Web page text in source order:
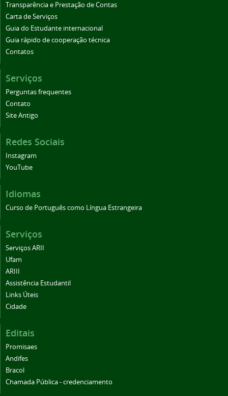
Transparência e Prestação de Contas
Carta de Serviços
Guia do Estudante internacional
Guia rápido de cooperação técnica
Contatos
Serviços
Perguntas frequentes
Contato
Site Antigo
Redes Sociais
Instagram
YouTube
Idiomas
Curso de Português como Língua Estrangeira
Serviços
Serviços ARII
Ufam
ARIII
Assistência Estudantil
Links Úteis
Cidade
Editais
Promisaes
Andifes
Bracol
Chamada Pública - credenciamento